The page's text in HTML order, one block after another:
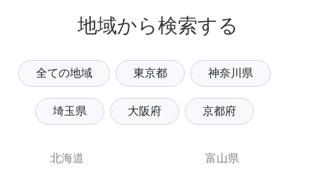
地域から検索する
全ての地域 東京都 神奈川県
埼玉県 大阪府 京都府
北海道
富山県